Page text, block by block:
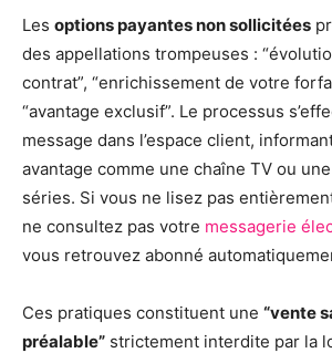
Les options payantes non sollicitées
des appellations trompeuses :
contrat”, “enrichissement de votre
“avantage exclusif”. Le processus
message dans l’espace client,
avantage comme une chaîne TV ou
séries. Si vous ne lisez pas
ne consultez pas votre messagerie
vous retrouvez abonné
Ces pratiques constituent une “vente
préalable” strictement interdite par la